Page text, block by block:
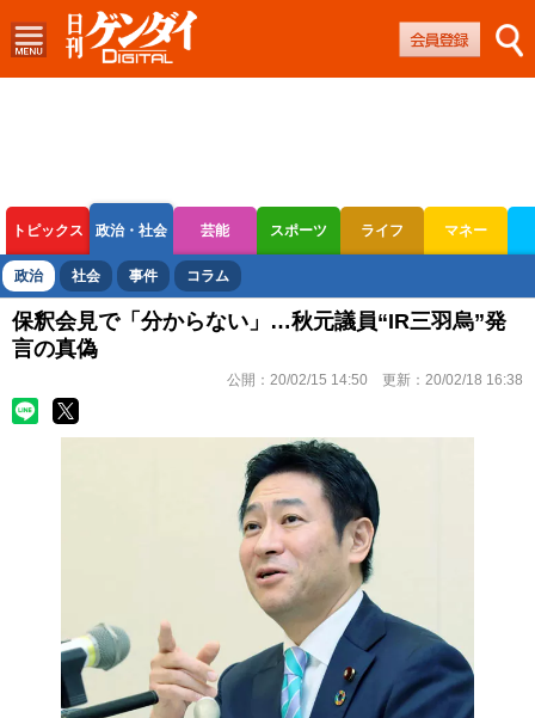
トピックス 政治・社会 芸能 スポーツ ライフ マネー
ボートレース 競輪 オートレース
政治 社会 事件 コラム
保釈会見で「分からない」…秋元議員“IR三羽烏”発
言の真偽
公開： 20/02/15 14:50 更新： 20/02/18 16:38